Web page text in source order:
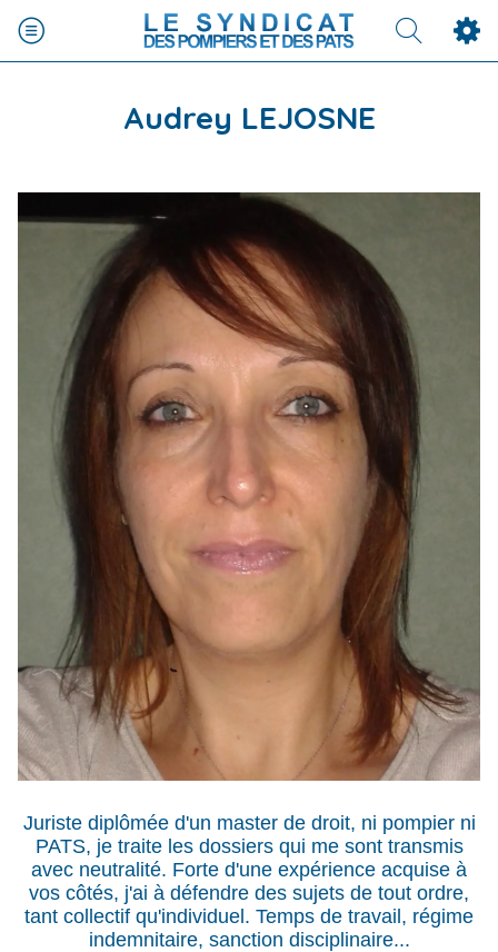
Audrey LEJOSNE
Juriste diplômée d'un master de droit, ni pompier ni
PATS, je traite les dossiers qui me sont transmis
avec neutralité. Forte d'une expérience acquise à
vos côtés, j'ai à défendre des sujets de tout ordre,
tant collectif qu'individuel. Temps de travail, régime
indemnitaire, sanction disciplinaire...